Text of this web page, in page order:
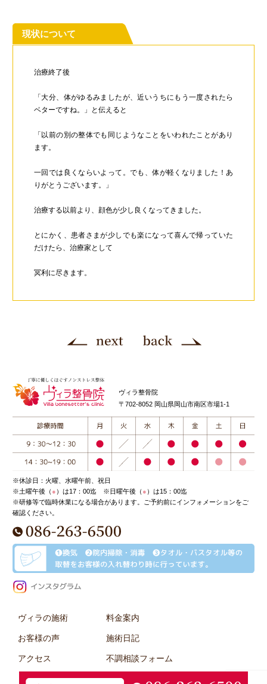
現状について
治療終了後
「大分、体がゆるみましたが、近いうちにもう一度されたら
ベターですね。」と伝えると
「以前の別の整体でも同じようなことをいわれたことがあり
ます。
一回では良くならいよって。でも、体が軽くなりました！あ
りがとうございます。」
治療する以前より、顔色が少し良くなってきました。
とにかく、患者さまが少しでも楽になって喜んで帰っていた
だけたら、治療家として
冥利に尽きます。
ヴィラ整骨院
〒702-8052 岡山県岡山市南区市場1-1
※休診日：火曜、水曜午前、祝日
※土曜午後（●）は17：00迄 ※日曜午後（●）は15：00迄
※研修等で臨時休業になる場合があります。ご予約前にインフォメーションをご
確認ください。
ヴィラの施術 料金案内
お客様の声 施術日記
アクセス 不調相談フォーム